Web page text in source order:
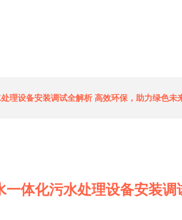
理设备安装调试全解析 高效环保，助力绿色未
一体化污水处理设备安装